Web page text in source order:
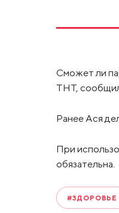
Сможет ли
ТНТ,
Ранее Ася
При
обязательна.
#ЗДОРОВЬЕ